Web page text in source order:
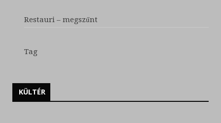
Restauri – megszűnt
Tag
KÜLTÉR